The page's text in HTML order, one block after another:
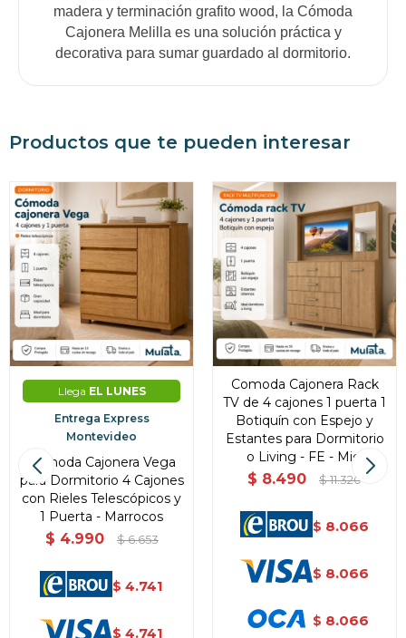
madera y terminación grafito wood, la Cómoda
Cajonera Melilla es una solución práctica y
decorativa para sumar guardado al dormitorio.
Productos que te pueden interesar
Llega EL LUNES
Entrega Express
Montevideo
Comoda Cajonera Vega
para Dormitorio 4 Cajones
con Rieles Telescópicos y
1 Puerta - Marrocos
$ 4.990 $ 6.653
$ 4.741
$ 4.741
Comoda Cajonera Rack
TV de 4 cajones 1 puerta 1
Botiquín con Espejo y
Estantes para Dormitorio
o Living - FE - Miel
$ 8.490 $ 11.320
$ 8.066
$ 8.066
$ 8.066